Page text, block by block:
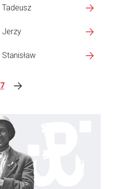
Tadeusz
Jerzy
Stanisław
7